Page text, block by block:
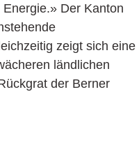
Der Kanton
zeigt sich eine
ländlichen
der Berner